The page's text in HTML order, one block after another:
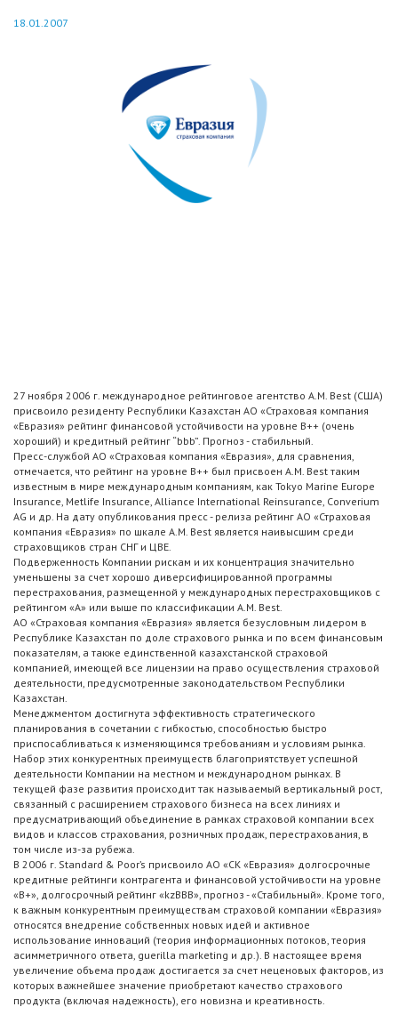
18.01.2007
27 ноября 2006 г. международное рейтинговое агентство A.M. Best (США)
присвоило резиденту Республики Казахстан АО «Страховая компания
«Евразия» рейтинг финансовой устойчивости на уровне B++ (очень
хороший) и кредитный рейтинг “bbb”. Прогноз - стабильный.
Пресс-службой АО «Страховая компания «Евразия», для сравнения,
отмечается, что рейтинг на уровне B++ был присвоен A.M. Best таким
известным в мире международным компаниям, как Tokyo Marine Europe
Insurance, Metlife Insurance, Alliance International Reinsurance, Converium
AG и др. На дату опубликования пресс - релиза рейтинг АО «Страховая
компания «Евразия» по шкале A.M. Best является наивысшим среди
страховщиков стран СНГ и ЦВЕ.
Подверженность Компании рискам и их концентрация значительно
уменьшены за счет хорошо диверсифицированной программы
перестрахования, размещенной у международных перестраховщиков с
рейтингом «А» или выше по классификации A.M. Best.
АО «Страховая компания «Евразия» является безусловным лидером в
Республике Казахстан по доле страхового рынка и по всем финансовым
показателям, а также единственной казахстанской страховой
компанией, имеющей все лицензии на право осуществления страховой
деятельности, предусмотренные законодательством Республики
Казахстан.
Менеджментом достигнута эффективность стратегического
планирования в сочетании с гибкостью, способностью быстро
приспосабливаться к изменяющимся требованиям и условиям рынка.
Набор этих конкурентных преимуществ благоприятствует успешной
деятельности Компании на местном и международном рынках. В
текущей фазе развития происходит так называемый вертикальный рост,
связанный с расширением страхового бизнеса на всех линиях и
предусматривающий объединение в рамках страховой компании всех
видов и классов страхования, розничных продаж, перестрахования, в
том числе из-за рубежа.
В 2006 г. Standard & Poor’s присвоило АО «СК «Евразия» долгосрочные
кредитные рейтинги контрагента и финансовой устойчивости на уровне
«В+», долгосрочный рейтинг «kzBBB», прогноз - «Стабильный». Кроме того,
к важным конкурентным преимуществам страховой компании «Евразия»
относятся внедрение собственных новых идей и активное
использование инноваций (теория информационных потоков, теория
асимметричного ответа, guerilla marketing и др.). В настоящее время
увеличение объема продаж достигается за счет неценовых факторов, из
которых важнейшее значение приобретают качество страхового
продукта (включая надежность), его новизна и креативность.